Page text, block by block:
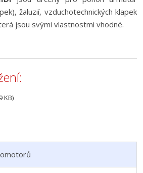
žaluzií, vzduchotechnických klapek
jsou svými vlastnostmi vhodné.
KB